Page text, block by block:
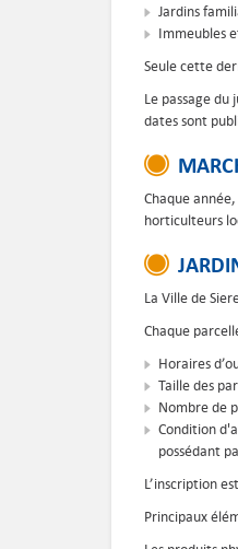
Jardins
Immeubles
Seule cette
Le passage du
dates sont
Chaque
horticulteurs
La Ville de
Chaque
Horaires
Taille des
Nombre de
Condition
possédant
L’inscription
Principaux